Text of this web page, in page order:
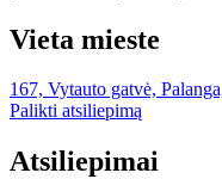
Vieta mieste
167, Vytauto gatvė,
Palikti atsiliepimą
Atsiliepimai